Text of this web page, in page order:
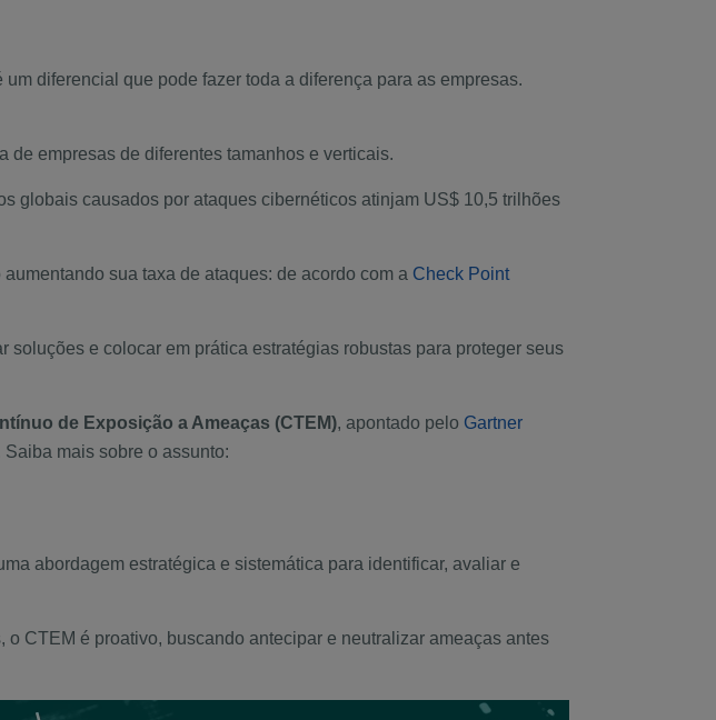
diferencial que pode fazer toda a diferença para as empresas.
empresas de diferentes tamanhos e verticais.
globais causados por ataques cibernéticos atinjam US$ 10,5 trilhões
sua taxa de ataques: de acordo com a Check Point
e colocar em prática estratégias robustas para proteger seus
de Exposição a Ameaças (CTEM), apontado pelo Gartner
mais sobre o assunto:
abordagem estratégica e sistemática para identificar, avaliar e
CTEM é proativo, buscando antecipar e neutralizar ameaças antes